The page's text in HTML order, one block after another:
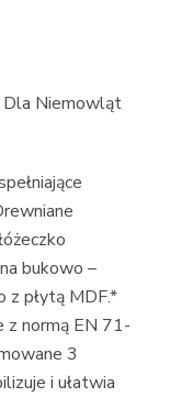
Dla Niemowląt
bukowo –
z płytą MDF.*
z normą EN 71-
3
i ułatwia